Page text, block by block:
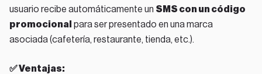
usuario recibe automáticamente un SMS con un código
promocional para ser presentado en una marca
asociada (cafetería, restaurante, tienda, etc.).
✅ Ventajas: